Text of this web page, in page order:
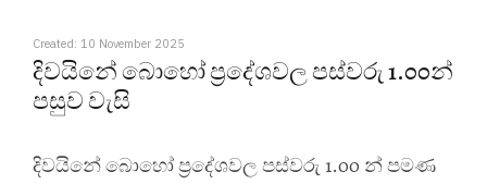
Created: 10 November 2025
දිවයිනේ බොහෝ ප්‍රදේශවල පස්වරු 1.00න්
පසුව වැසි
දිවයිනේ බොහෝ ප්‍රදේශවල පස්වරු 1.00 න් පමණ